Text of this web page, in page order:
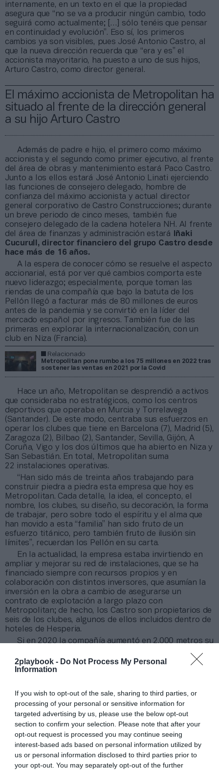
2playbook - Do Not Process My Personal
Information
If you wish to opt-out of the sale, sharing to third parties, or
processing of your personal or sensitive information for
targeted advertising by us, please use the below opt-out
section to confirm your selection. Please note that after your
opt-out request is processed you may continue seeing
interest-based ads based on personal information utilized by
us or personal information disclosed to third parties prior to
your opt-out. You may separately opt-out of the further
internamente, en un texto en el que la propiedad
asegura que “no se va a producir ningún cambio, todo
seguirá como actualmente; […] sólo tenéis que pensar
en continuidad y evolución”. Eso sí, los primeros
cambios ya son visibles, pues José Antonio Castro, al
que la nueva dirección recuerda que “era y es” el
accionista mayoritario, ha puesto a uno de sus hijos,
Arturo Castro, como director general.
El máximo accionista de Metropolitan ha
situado al frente de la dirección general
a su hijo Arturo Castro
Además de padre e hijo, el primero como máximo
accionista y el segundo como primer ejecutivo, al frente
del área de obras y mantenimiento estará Paco Castro.
Junto a los ellos estará José Antonio Linati ejerciendo
las funciones de consejero delegado, hombre de
confianza del máximo accionista y actual director
general corporativo de Castro Construcciones; durante
un breve periodo de cinco meses, también fue
consejero delegado de la cadena hotelera NH. Al frente
del área de finanzas y administración estará
Iñaki
Cucurull, director financiero del grupo Castro desde
hace más de 16 años.
A la espera de conocer cómo se resuelve el aspecto
accionarial, está por ver qué cambios comporta este
nuevo liderazgo; especialmente, porque toman las
riendas de una compañía que bajo la batuta de los
Pellón llegó a facturar más de 80 millones de euros
antes de la pandemia y se convirtió en la líder del
mercado español por ingresos. También fue de las
primeras en explorar la internacionalización, con un
club en Niza (Francia).
Relacionado
Metropolitan pone rumbo a los 75 millones en 2022 tras
sostener las ventas en 2021 por la Covid
Hace un año, Metropolitan se desprendió a activos
que consideraba no estratégicos, como los centros
deportivos que operaba en Murcia y Torrelavega
(Santander). De este modo, centraba sus esfuerzos en
operar los clubes que tiene en Barcelona (7), Madrid (5),
Zaragoza (2), Bilbao (2), Santander, Sevilla, Gijón, A
Coruña, Vigo y los dos últimos que ha abierto en Niza y
San Sebastián. En total, Metropolitan suma
22 instalaciones operativas.
“Han sido más de treinta años trabajando para
construir piedra a piedra esta empresa que hoy es
Metropolitan. Cada detalle, la idea, el concepto, el
nombre, los clubes, su diseño, su decoración, la forma
de trabajar, pero sobre todo el espíritu y el alma que
han movido a esta “familia” han sido fruto de un
esfuerzo titánico, pero también fruto de ilusión sin
límites”, recuerdan los Pellón en su carta.
En la actualidad, la empresa estaba invirtiendo en
ampliar y mejorar su red de instalaciones, que se ha
financiado siempre con recursos propios y en
colaboración con distintos inversores, que asumían la
inversión en la obra a cambio de asegurarse un
contrato de explotación a largo plazo con
Metropolitan; de hecho, los Castro son propietarios de
seis de los clubes, algunos de ellos incluidos dentro de
hoteles de Hesperia.
Si en 2020 la compañía aumentó en 2.000 metros su
2021 sumó otros 1.500 metros su club de Barcelona
ubicado en Gran Vía.
más amplia, con coworking,y una sala de fitness más
grande, con espacios de entrenamiento de alta
intensidad (Hiit), boxeo y Crossmet, la marca creada
para identificar el entrenamiento funcional.
Metropolitan aspiraba a recuperar los 70
millones de euros de facturación en